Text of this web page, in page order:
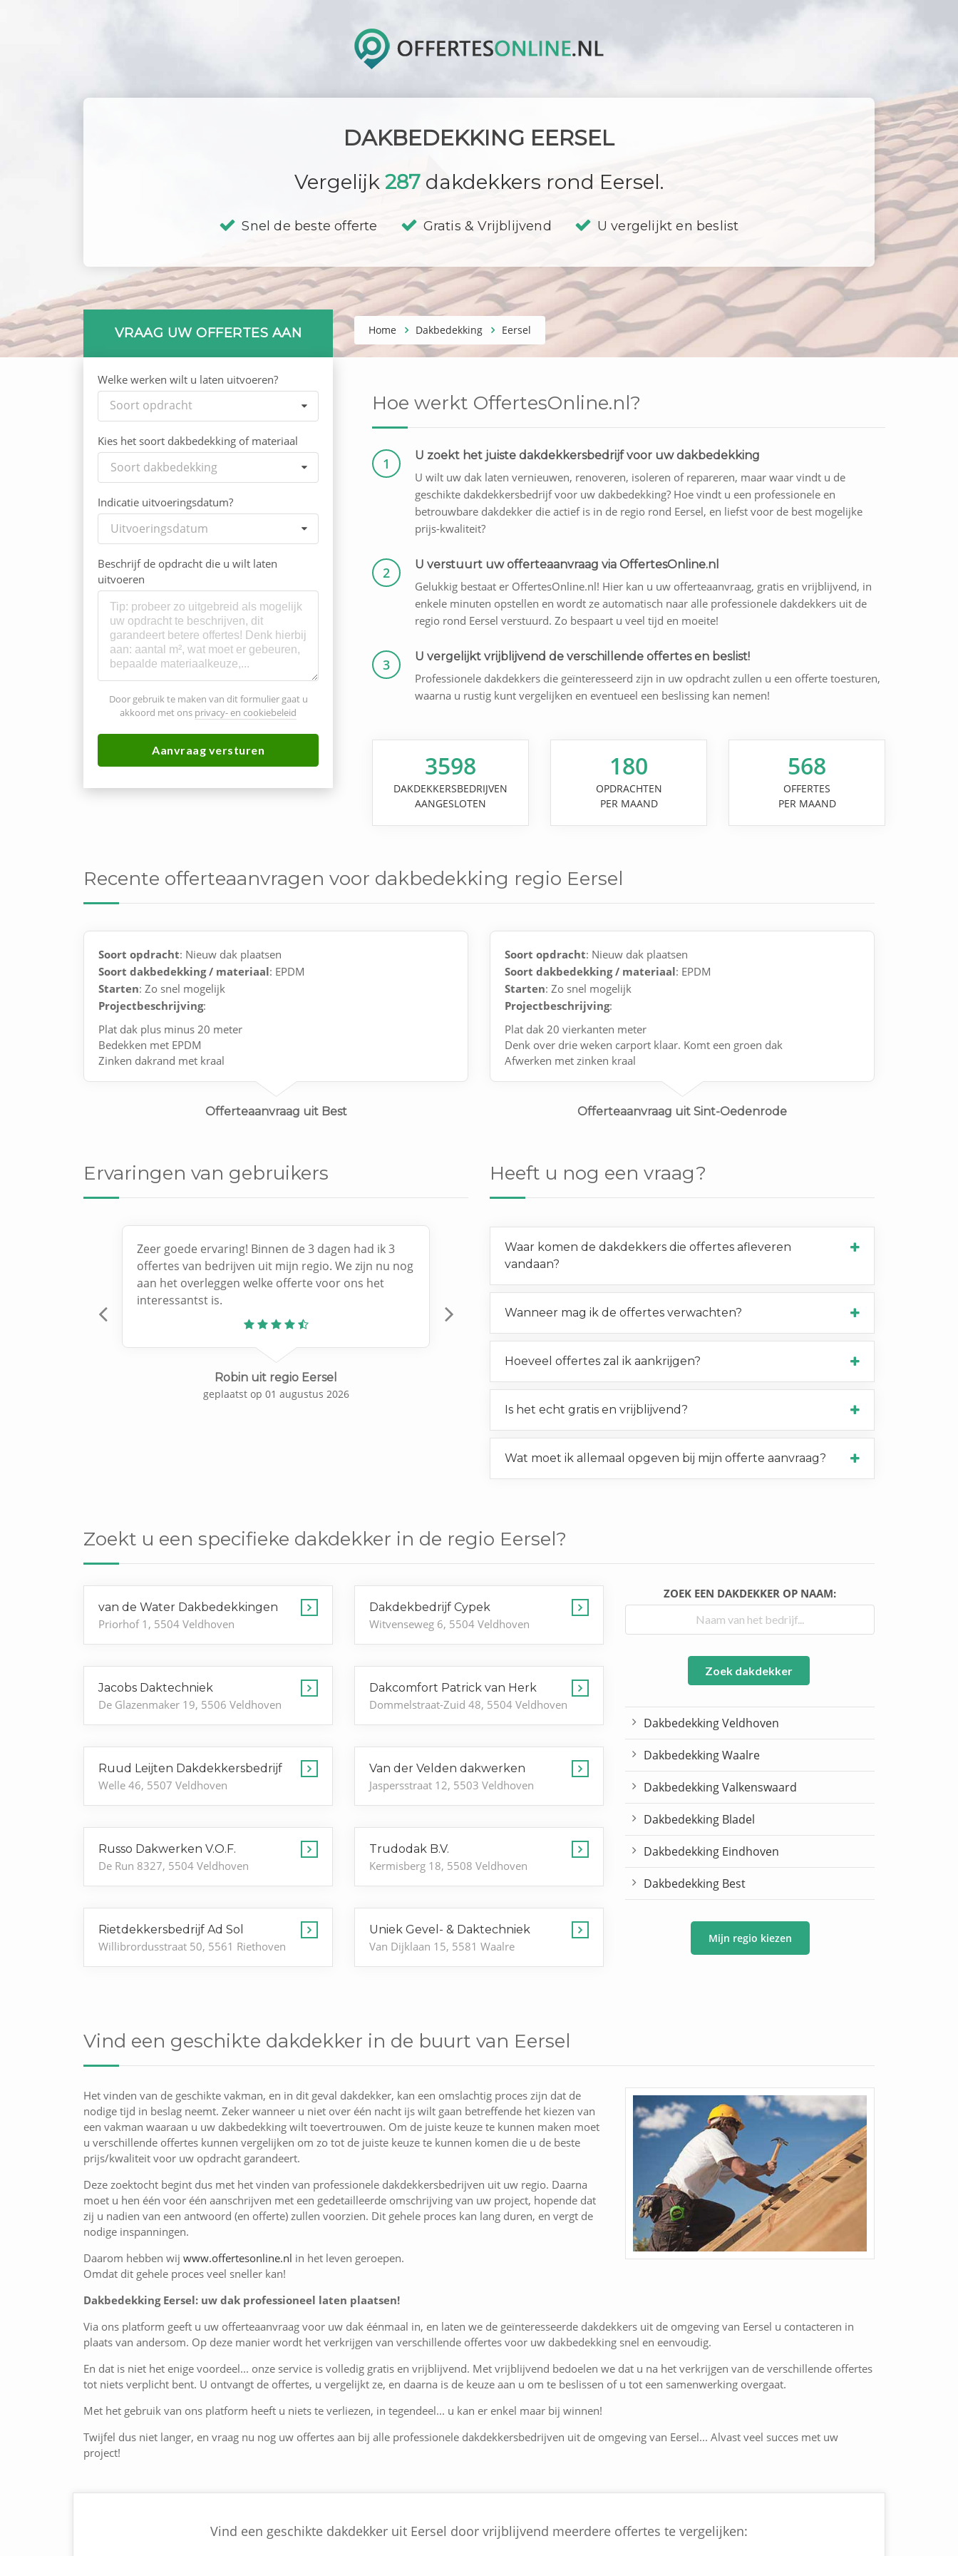
DAKBEDEKKING EERSEL
Vergelijk 287 dakdekkers rond Eersel.
Snel de beste offerte Gratis & Vrijblijvend U vergelijkt en beslist
Home Dakbedekking Eersel
VRAAG UW OFFERTES AAN
Welke werken wilt u laten uitvoeren?
Soort opdracht
Kies het soort dakbedekking of materiaal
Soort dakbedekking
Indicatie uitvoeringsdatum?
Uitvoeringsdatum
Beschrijf de opdracht die u wilt laten
uitvoeren
Door gebruik te maken van dit formulier gaat u
akkoord met ons privacy- en cookiebeleid
Aanvraag versturen
Hoe werkt OffertesOnline.nl?
1 U zoekt het juiste dakdekkersbedrijf voor uw dakbedekking
U wilt uw dak laten vernieuwen, renoveren, isoleren of repareren, maar waar vindt u de
geschikte dakdekkersbedrijf voor uw dakbedekking? Hoe vindt u een professionele en
betrouwbare dakdekker die actief is in de regio rond Eersel, en liefst voor de best mogelijke
prijs-kwaliteit?
2 U verstuurt uw offerteaanvraag via OffertesOnline.nl
Gelukkig bestaat er OffertesOnline.nl! Hier kan u uw offerteaanvraag, gratis en vrijblijvend, in
enkele minuten opstellen en wordt ze automatisch naar alle professionele dakdekkers uit de
regio rond Eersel verstuurd. Zo bespaart u veel tijd en moeite!
3 U vergelijkt vrijblijvend de verschillende offertes en beslist!
Professionele dakdekkers die geïnteresseerd zijn in uw opdracht zullen u een offerte toesturen,
waarna u rustig kunt vergelijken en eventueel een beslissing kan nemen!
3598
DAKDEKKERSBEDRIJVEN
AANGESLOTEN
180
OPDRACHTEN
PER MAAND
568
OFFERTES
PER MAAND
Recente offerteaanvragen voor dakbedekking regio Eersel
Soort opdracht: Nieuw dak plaatsen
Soort dakbedekking / materiaal: EPDM
Starten: Zo snel mogelijk
Projectbeschrijving:
Plat dak plus minus 20 meter
Bedekken met EPDM
Zinken dakrand met kraal
Offerteaanvraag uit Best
Soort opdracht: Nieuw dak plaatsen
Soort dakbedekking / materiaal: EPDM
Starten: Zo snel mogelijk
Projectbeschrijving:
Plat dak 20 vierkanten meter
Denk over drie weken carport klaar. Komt een groen dak
Afwerken met zinken kraal
Offerteaanvraag uit Sint-Oedenrode
Ervaringen van gebruikers
Zeer goede ervaring! Binnen de 3 dagen had ik 3
offertes van bedrijven uit mijn regio. We zijn nu nog
aan het overleggen welke offerte voor ons het
interessantst is.
Robin uit regio Eersel
geplaatst op 01 augustus 2026
Previous Next
Heeft u nog een vraag?
Waar komen de dakdekkers die offertes afleveren
vandaan?
Wanneer mag ik de offertes verwachten?
Hoeveel offertes zal ik aankrijgen?
Is het echt gratis en vrijblijvend?
Wat moet ik allemaal opgeven bij mijn offerte aanvraag?
Zoekt u een specifieke dakdekker in de regio Eersel?
van de Water Dakbedekkingen
Priorhof 1, 5504 Veldhoven
Dakdekbedrijf Cypek
Witvenseweg 6, 5504 Veldhoven
Jacobs Daktechniek
De Glazenmaker 19, 5506 Veldhoven
Dakcomfort Patrick van Herk
Dommelstraat-Zuid 48, 5504 Veldhoven
Ruud Leijten Dakdekkersbedrijf
Welle 46, 5507 Veldhoven
Van der Velden dakwerken
Jaspersstraat 12, 5503 Veldhoven
Russo Dakwerken V.O.F.
De Run 8327, 5504 Veldhoven
Trudodak B.V.
Kermisberg 18, 5508 Veldhoven
Rietdekkersbedrijf Ad Sol
Willibrordusstraat 50, 5561 Riethoven
Uniek Gevel- & Daktechniek
Van Dijklaan 15, 5581 Waalre
ZOEK EEN DAKDEKKER OP NAAM:
Zoek dakdekker
Dakbedekking Veldhoven
Dakbedekking Waalre
Dakbedekking Valkenswaard
Dakbedekking Bladel
Dakbedekking Eindhoven
Dakbedekking Best
Mijn regio kiezen
Vind een geschikte dakdekker in de buurt van Eersel
Het vinden van de geschikte vakman, en in dit geval dakdekker, kan een omslachtig proces zijn dat de
nodige tijd in beslag neemt. Zeker wanneer u niet over één nacht ijs wilt gaan betreffende het kiezen van
een vakman waaraan u uw dakbedekking wilt toevertrouwen. Om de juiste keuze te kunnen maken moet
u verschillende offertes kunnen vergelijken om zo tot de juiste keuze te kunnen komen die u de beste
prijs/kwaliteit voor uw opdracht garandeert.
Deze zoektocht begint dus met het vinden van professionele dakdekkersbedrijven uit uw regio. Daarna
moet u hen één voor één aanschrijven met een gedetailleerde omschrijving van uw project, hopende dat
zij u nadien van een antwoord (en offerte) zullen voorzien. Dit gehele proces kan lang duren, en vergt de
nodige inspanningen.
Daarom hebben wij www.offertesonline.nl in het leven geroepen.
Omdat dit gehele proces veel sneller kan!
Dakbedekking Eersel: uw dak professioneel laten plaatsen!
Via ons platform geeft u uw offerteaanvraag voor uw dak éénmaal in, en laten we de geïnteresseerde dakdekkers uit de omgeving van Eersel u contacteren in
plaats van andersom. Op deze manier wordt het verkrijgen van verschillende offertes voor uw dakbedekking snel en eenvoudig.
En dat is niet het enige voordeel... onze service is volledig gratis en vrijblijvend. Met vrijblijvend bedoelen we dat u na het verkrijgen van de verschillende offertes
tot niets verplicht bent. U ontvangt de offertes, u vergelijkt ze, en daarna is de keuze aan u om te beslissen of u tot een samenwerking overgaat.
Met het gebruik van ons platform heeft u niets te verliezen, in tegendeel... u kan er enkel maar bij winnen!
Twijfel dus niet langer, en vraag nu nog uw offertes aan bij alle professionele dakdekkersbedrijven uit de omgeving van Eersel... Alvast veel succes met uw
project!
Vind een geschikte dakdekker uit Eersel door vrijblijvend meerdere offertes te vergelijken: